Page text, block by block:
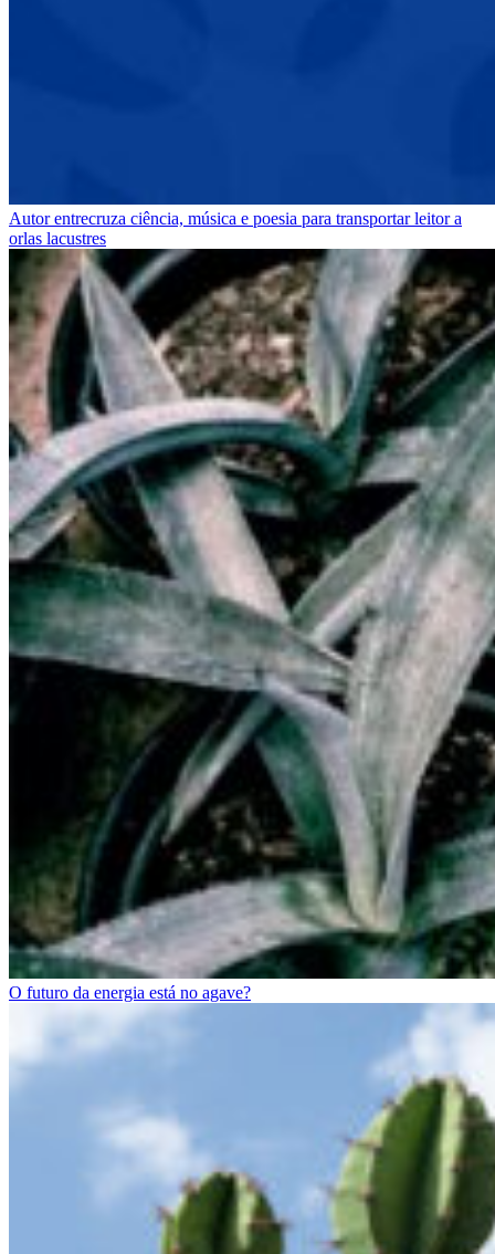
Autor entrecruza ciência, música e poesia para transportar leitor a
orlas lacustres
O futuro da energia está no agave?